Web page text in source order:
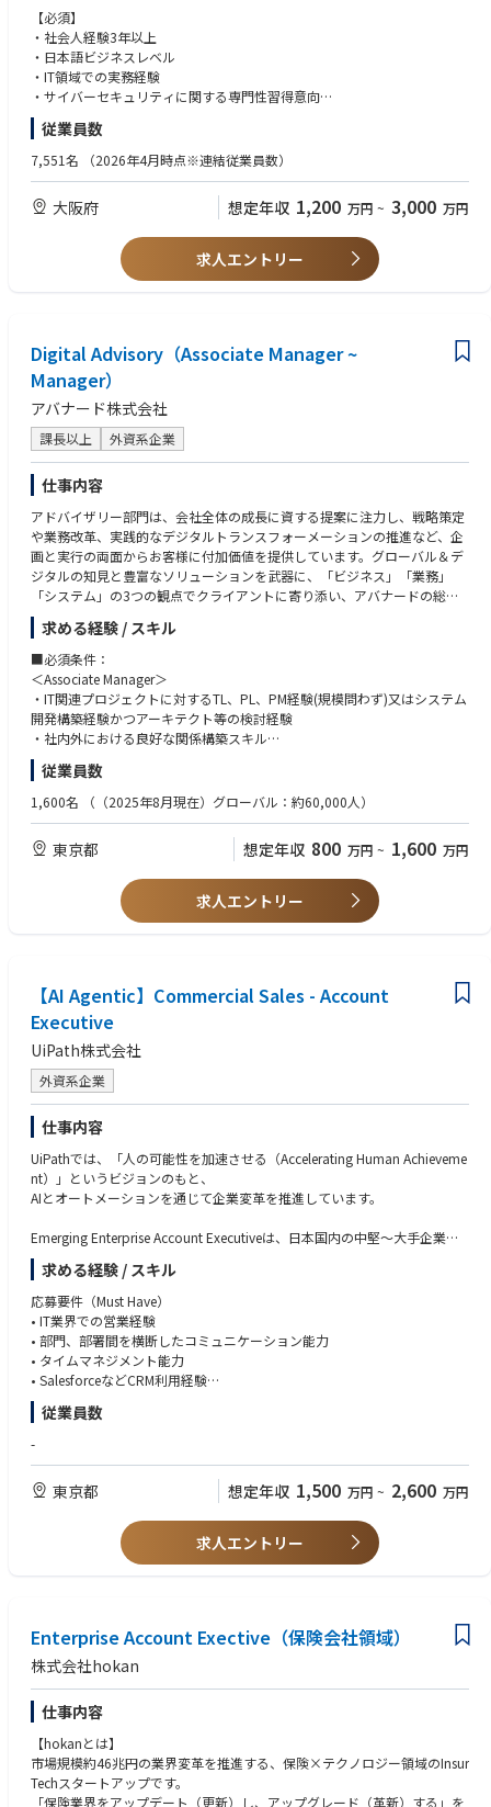
■職務内容
クライアントが直面する、サイバーセキュリティに関するリスクの把握か
ら戦略構築、実行支援までのご支援を一気通貫で行っていただきます。
リスク把握・評価：セキュリティ・リスクアセスメント、セキュリティリ
スクの可視化、脆弱性診断・ペネトレーションテスト・TLTP実施 等
セキュリティ戦略立案： セキュリティ高度化施策の企画、戦略実現ロード
セキュリティ強化・運用・改善支援：セキュリティガバナンス強化、レッ
S・ミドルウェアセキュリティ設計支援 等
AIの悪用により攻撃は低コスト・高頻度化。単体製品では限界があり、侵
入前提の検知・対応力が競争力を左右。
・クラウド前提で統制が不足：境界型防御だけでは不十分となり、ID/権
限、ログ、設定不備を起点とするリスクが増大。技術とガバナンスの再設
計が必要。
・規制/顧客要求で説明責任が拡大：規制対応や取引先要求、開示厳格化
により、実施内容と水準を説明できる体制が不可欠。セキュリティは経営
管理テーマへ。
・人材不足と運用疲弊：アラート過多、ツール乱立、属人化でSOC運用が
疲弊。プロセス・自動化・組織設計を含む運用モデル刷新が急務。
【今後の展望（成長領域）
・侵入前提のレジリエンス設計：防御に加え、侵害時の判断・復旧・再発
防止までをBCP/DRと統合。
・ゼロトラストの実装・定着：ID起点に端末・ネットワーク・データ・ロ
グを一貫設計し、運用改善まで担う力が重要。
・KPI化と自動化の加速：MTTD/MTTR等を可視化し、SOARや生成AIで標
準化・省力化。セキュリティは工学化へ。
・サプライチェーン/グローバル対応：委託先を含む統制と多国籍規制対
応が前提となり、企業間連携と標準化が進展。
【必須】
・社会人経験3年以上
・日本語ビジネスレベル
・IT領域での実務経験
・サイバーセキュリティに関する専門性習得意向
【歓迎】
・EH/CISSP/OSCP/OSWE/CRTO/GPEN/CCSP/
・CISA/CISM/CRISC 等情報セキュリティやITリスクマネジメントに関する
資格保有
・サイバーセキュリティ戦略・ポリシー策定やガバナンス体制整備の支援
・セキュリティ製品の導入・運用経験、CSIRT/SOC業務の経験
従業員数
7,551名 （2026年4月時点※連結従業員数）
大阪府 想定年収 1,200 万円 ~ 3,000 万円
求人エントリー
Digital Advisory（Associate Manager ~
Manager）
アバナード株式会社
課長以上 外資系企業
仕事内容
アドバイザリー部門は、会社全体の成長に資する提案に注力し、戦略策定
や業務改革、実践的なデジタルトランスフォーメーションの推進など、企
画と実行の両面からお客様に付加価値を提供しています。グローバル＆デ
ジタルの知見と豊富なソリューションを武器に、「ビジネス」「業務」
「システム」の3つの観点でクライアントに寄り添い、アバナードの総合
力でお客様の成長に大きく貢献します。
コンサルタントとして、当社の持つ最先端のデジタル領域の知識・技術・
経験を掛け合わせ、クライアントに対し斬新かつ最適な提案や解決方法を
提示し、さらには新しいマーケットやビジネスの創出までをサポートして
頂きます。ビジネスとテクノロジー双方においての知見が必要とされるた
め、大きな裁量を持ちながら更なる成長ができる環境です。
■具体的な業務内容：
＜Associate Manager＞
・提案活動のサポート（市場調査・提案書作成等）
・プロジェクトにおけるミーティング等のファシリテーション
・クライアントとの関係構築（現場リーダーとして、案件の継続に向けた
主体的な活動）
・ステークホルダーとの共通理解の構築、報告業務
・デリバリーに関わる課題やリスク対応
・デリバリー計画の具体化と進捗管理及びコスト管理
・プロジェクトメンバーの業務管理
＜Manager＞
● デリバリー中心型
・プロジェクト統制
・課題・リスク管理
・品質管理・テスト支援
・移行・運用立上げ支援
・会議体運営・調整
・発注者・ベンダー間の調整・合意形成のファシリテーション
● 提案中心型
・調達仕様書対応支援
・構想策定・案件企画
・案件立上げ支援
【アバナードで働くことの魅力】
・マイクロソフトテクノロジーを活用したソリューションを展開するリー
ディングカンパニーで働くこと
・19度目のマイクロソフト グローバル SI パートナー アワードを受賞（20
24年）
・充実したトレーニングプログラム（年間80時間以上、認定資格取得への
支援）
・テクノロジーやスキル向上のための豊富なグローバルリソースの活用
・全ての社員のキャリアを支援するキャリアアドバイザー制度
・風通しが良く、チームワークで仕事を進められる環境
アバナードには、あなたがお持ちの優れた知見を遺憾なく発揮できる環境
だけではなく、先進的な技術を活用した新たな経験やテクノロジーに対す
る強い情熱を満たすことができるトレーニングプログラムなど、プロフェ
します。
アバナードは、インクルージョン＆ダイバーシティ（I&D）の文化の醸成
に力を注ぎ、この多様性を通じて、革新性や創造性を培い、クライアント
や社会に貢献しています。豊富な経験を持つ60,000人以上のプロフェッシ
ョナルが世界中におり、相互に協力しながらプロジェクトを遂行するチー
求める経験 / スキル
■必須条件：
＜Associate Manager＞
・IT関連プロジェクトに対するTL、PL、PM経験(規模問わず)又はシステム
開発構築経験かつアーキテクト等の検討経験
・社内外における良好な関係構築スキル
・クライアントフェイシング経験
・SIer／コンサルファーム／事業会社での一通りのプロジェクト遂行経験
（顧客課題ヒアリング、データ分析、打ち手の検討、ドキュメント作成）
の品質管理、メンバー育成の経験
・ビジネスレベルの日本語 （JLPT: N1程度）
・ITプロジェクトにおけるPMO/PM/PLいずれかの経験
従業員数
1,600名 （（2025年8月現在）グローバル：約60,000人）
東京都 想定年収 800 万円 ~ 1,600 万円
求人エントリー
【AI Agentic】Commercial Sales - Account
Executive
UiPath株式会社
外資系企業
仕事内容
UiPathでは、「人の可能性を加速させる（Accelerating Human Achieveme
nt）」というビジョンのもと、
AIとオートメーションを通じて企業変革を推進しています。
Emerging Enterprise Account Executiveは、日本国内の中堅〜大手企業を
対象に、
新規ビジネスの創出と既存顧客の拡大を担う重要なポジションです。
本ポジションでは、主にパートナー経由での営業活動を中心に、
Sales Engineer、BDR、Renewals、Partnerチームなどのクロスファンクシ
ョナルな組織と連携しながら、
戦略的なアカウントマネジメントを推進していただきます。
【主な業務内容】
• 既存顧客のRenewalおよびUpsell / Cross-sell機会の創出
• パートナーおよび社内関係者と連携した戦略的アカウントプランニング
• Sales Engineer、Renewals、Partnerチームとの協業
• Salesforceを活用したパイプライン管理およびForecast運営
■"Agentic(エージェンティック）"の最先端で一緒に働いてみませんか？
UiPathは、エンドツーエンドの業務自動化を通じて、これまで日本企業の
効率化と変革を支えてきました。
AIエージェント、RPAのロボット、
人を連携させて、企業全体の業務を安全かつ安定的に自動化することで
す。
求める経験 / スキル
応募要件（Must Have）
• IT業界での営業経験
• 部門、部署間を横断したコミュニケーション能力
• タイムマネジメント能力
• SalesforceなどCRM利用経験
• Automation First / AI活用への興味関心
• AE, BDR、Renewal、Consultingなどのバックグラウンド
• IT商材の営業経験 (B2B, B2C問わず)
• 英語に抵抗がない方
従業員数
-
東京都 想定年収 1,500 万円 ~ 2,600 万円
求人エントリー
Enterprise Account Exective（保険会社領域）
株式会社hokan
仕事内容
【hokanとは】
市場規模約46兆円の業界変革を推進する、保険×テクノロジー領域のInsur
Techスタートアップです。
「保険業界をアップデート（更新）し、アップグレード（革新）する」を